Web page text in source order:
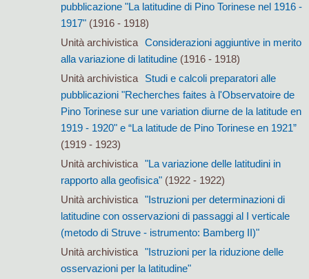
pubblicazione "La latitudine di Pino Torinese nel 1916 -
1917"(1916 - 1918)
Unità archivistica
Considerazioni aggiuntive in merito
alla variazione di latitudine(1916 - 1918)
Unità archivistica
Studi e calcoli preparatori alle
pubblicazioni "Recherches faites à l'Observatoire de
Pino Torinese sur une variation diurne de la latitude en
1919 - 1920" e “La latitude de Pino Torinese en 1921”
(1919 - 1923)
Unità archivistica
"La variazione delle latitudini in
rapporto alla geofisica"(1922 - 1922)
Unità archivistica
"Istruzioni per determinazioni di
latitudine con osservazioni di passaggi al I verticale
(metodo di Struve - istrumento: Bamberg II)"
Unità archivistica
"Istruzioni per la riduzione delle
osservazioni per la latitudine"